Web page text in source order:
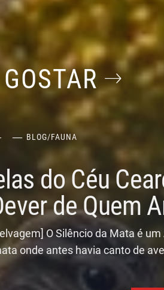
BLOG/FAUNA
do Céu
de Quem
O Silêncio da Mata é
onde antes havia canto de